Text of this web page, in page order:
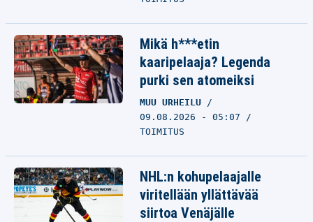
Mikä h***etin
kaaripelaaja? Legenda
purki sen atomeiksi
MUU URHEILU
09.08.2026 - 05:07
TOIMITUS
NHL:n kohupelaajalle
viritellään yllättävää
siirtoa Venäjälle